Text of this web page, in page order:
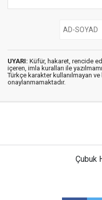
UYARI: Küfür, hakaret, rencide
içeren, imla kuralları ile
Türkçe karakter kullanılmayan
onaylanmamaktadır.
Çubuk